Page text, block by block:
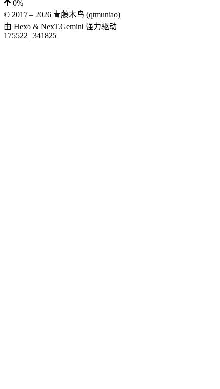
0%
© 2017 – 2026 青藤木鸟 (qtmuniao)
由 Hexo & NexT.Gemini 强力驱动
175522 | 341825